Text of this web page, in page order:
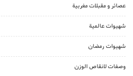
عصائر و مقبلات مغربية
شهيوات عالمية
شهيوات رمضان
وصفات لانقاص الوزن